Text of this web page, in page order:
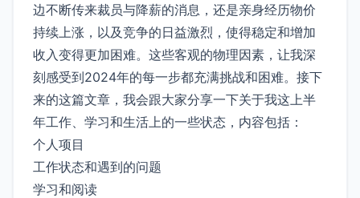
边不断传来裁员与降薪的消息，还是亲身经历物价
持续上涨，以及竞争的日益激烈，使得稳定和增加
收入变得更加困难。这些客观的物理因素，让我深
刻感受到2024年的每一步都充满挑战和困难。接下
来的这篇文章，我会跟大家分享一下关于我这上半
年工作、学习和生活上的一些状态，内容包括：
个人项目
工作状态和遇到的问题
学习和阅读